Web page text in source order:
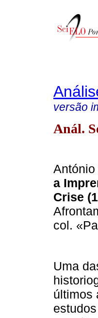
versão
Anál.
António
a
Crise
col.
Uma
últimos